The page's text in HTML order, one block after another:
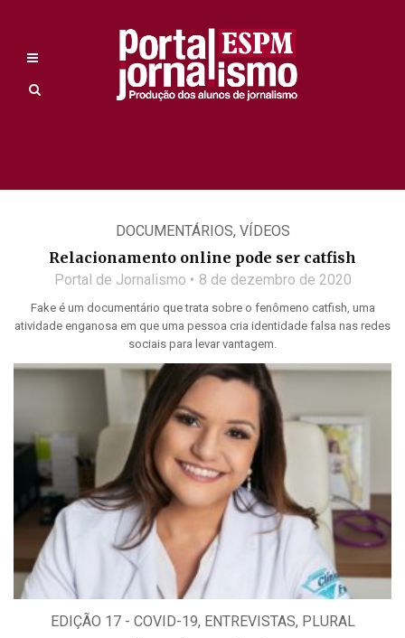
DOCUMENTÁRIOS, VÍDEOS
Relacionamento online pode ser catfish
Portal de Jornalismo 8 de dezembro de 2020
Fake é um documentário que trata sobre o fenômeno catfish, uma
atividade enganosa em que uma pessoa cria identidade falsa nas redes
sociais para levar vantagem.
EDIÇÃO 17 - COVID-19, ENTREVISTAS, PLURAL